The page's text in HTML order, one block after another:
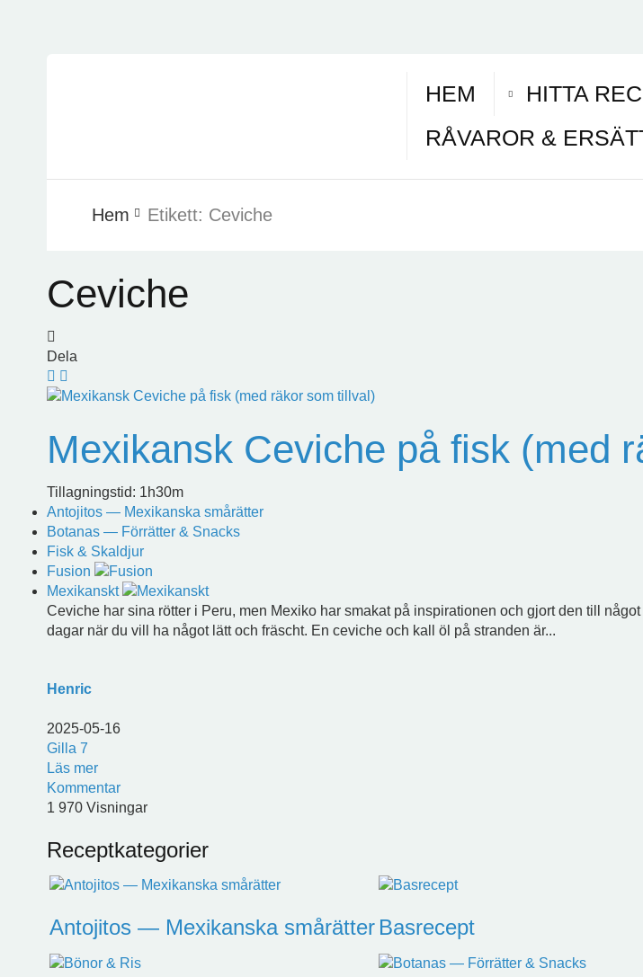
HEM
HITTA
RÅVAROR &
Hem Etikett: Ceviche
Ceviche
Dela
Mexikansk Ceviche på fisk (med
Tillagningstid: 1h30m
Antojitos — Mexikanska smårätter
Botanas — Förrätter & Snacks
Fisk & Skaldjur
Fusion
Mexikanskt
Ceviche har sina rötter i Peru, men Mexiko har smakat på inspirationen och gjort den till
dagar när du vill ha något lätt och fräscht. En ceviche och kall öl på stranden är...
Henric
2025-05-16
Gilla 7
Läs mer
Kommentar
1 970 Visningar
Receptkategorier
Antojitos — Mexikanska smårätter Basrecept